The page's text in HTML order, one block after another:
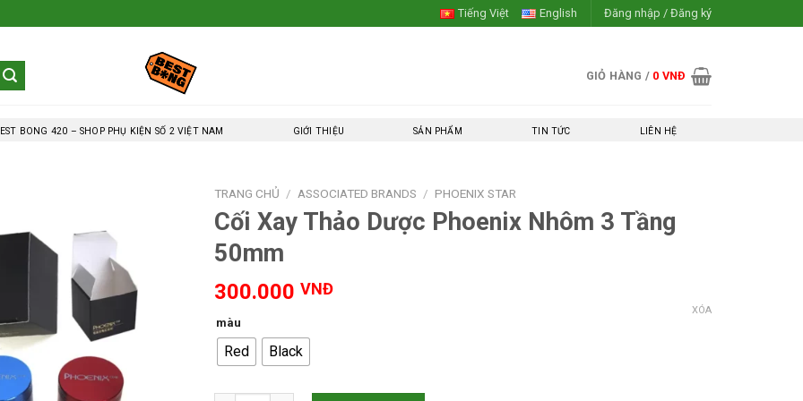
Tiếng Việt English Đăng nhập / Đăng ký
GIỎ HÀNG / 0 VNĐ
BONG 420 – SHOP PHỤ KIỆN SỐ 2 VIỆT NAM GIỚI THIỆU SẢN PHẨM TIN TỨC LIÊN HỆ
TRANG CHỦ / ASSOCIATED BRANDS / PHOENIX STAR
Cối Xay Thảo Dược Phoenix Nhôm 3 Tầng
50mm
300.000 VNĐ
màu
Red Black
XÓA